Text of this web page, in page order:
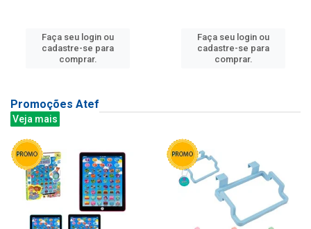
Faça seu login ou
cadastre-se para
comprar.
Faça seu login ou
cadastre-se para
comprar.
Promoções Atef
Veja mais